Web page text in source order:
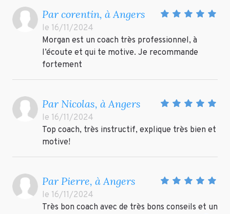
Par corentin, à Angers
le 16/11/2024
Morgan est un coach très professionnel, à
l’écoute et qui te motive. Je recommande
fortement
Par Nicolas, à Angers
le 16/11/2024
Top coach, très instructif, explique très bien et
motive!
Par Pierre, à Angers
le 16/11/2024
Très bon coach avec de très bons conseils et un